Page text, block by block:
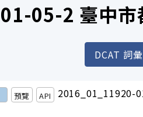
05-2 臺中市
DCAT 詞
預覽 API
2016_01_11920-